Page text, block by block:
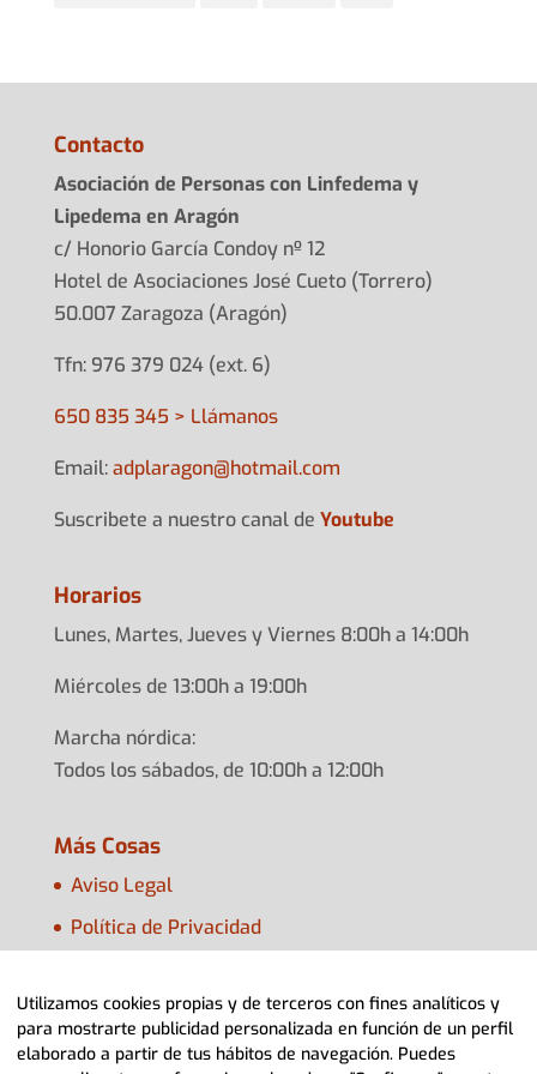
Contacto
Asociación de Personas con Linfedema y
Lipedema en Aragón
c/ Honorio García Condoy nº 12
Hotel de Asociaciones José Cueto (Torrero)
50.007 Zaragoza (Aragón)
Tfn: 976 379 024 (ext. 6)
650 835 345 > Llámanos
Email:adplaragon@hotmail.com
Suscribete a nuestro canal de Youtube
Horarios
Lunes, Martes, Jueves y Viernes 8:00h a 14:00h
Miércoles de 13:00h a 19:00h
Marcha nórdica:
Todos los sábados, de 10:00h a 12:00h
Más Cosas
Aviso Legal
Política de Privacidad
Configurar Cookies
Utilizamos cookies propias y de terceros con fines analíticos y
para mostrarte publicidad personalizada en función de un perfil
elaborado a partir de tus hábitos de navegación. Puedes